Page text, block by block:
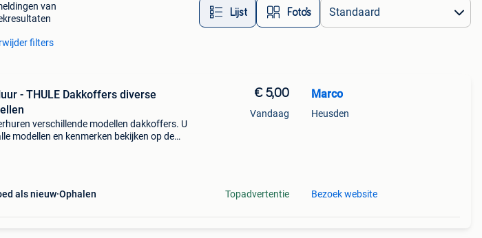
van
Lijst Foto’s
filters
- THULE Dakkoffers diverse
verschillende modellen dakkoffers. U
modellen en kenmerken bekijken op de
als nieuw Ophalen
€ 5,00
Vandaag
Topadvertentie
Marco
Heusden
Bezoek website